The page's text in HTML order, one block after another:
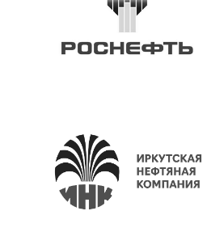
Арника-Пром-
установками для
позволяет
организациями